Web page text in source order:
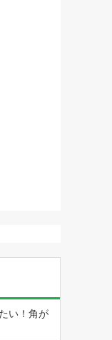
い！角が